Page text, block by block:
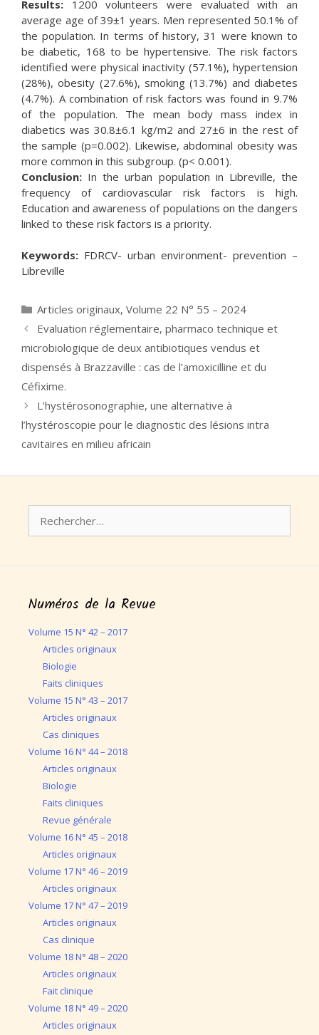
Results: 1200 volunteers were evaluated with an
average age of 39±1 years. Men represented 50.1% of
the population. In terms of history, 31 were known to
be diabetic, 168 to be hypertensive. The risk factors
identified were physical inactivity (57.1%), hypertension
(28%), obesity (27.6%), smoking (13.7%) and diabetes
(4.7%). A combination of risk factors was found in 9.7%
of the population. The mean body mass index in
diabetics was 30.8±6.1 kg/m2 and 27±6 in the rest of
the sample (p=0.002). Likewise, abdominal obesity was
more common in this subgroup. (p< 0.001).
Conclusion: In the urban population in Libreville, the
frequency of cardiovascular risk factors is high.
Education and awareness of populations on the dangers
linked to these risk factors is a priority.
Keywords: FDRCV- urban environment- prevention –
Libreville
Catégories
Articles originaux, Volume 22 N° 55 – 2024
Evaluation réglementaire, pharmaco technique et
microbiologique de deux antibiotiques vendus et
dispensés à Brazzaville : cas de l’amoxicilline et du
Céfixime.
L’hystérosonographie, une alternative à
l’hystéroscopie pour le diagnostic des lésions intra
cavitaires en milieu africain
Numéros de la Revue
Volume 15 N° 42 – 2017
Articles originaux
Biologie
Faits cliniques
Volume 15 N° 43 – 2017
Articles originaux
Cas cliniques
Volume 16 N° 44 – 2018
Articles originaux
Biologie
Faits cliniques
Revue générale
Volume 16 N° 45 – 2018
Articles originaux
Volume 17 N° 46 – 2019
Articles originaux
Volume 17 N° 47 – 2019
Articles originaux
Cas clinique
Volume 18 N° 48 – 2020
Articles originaux
Fait clinique
Volume 18 N° 49 – 2020
Articles originaux